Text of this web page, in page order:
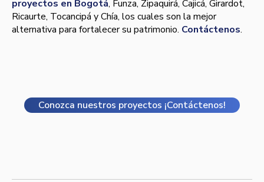
proyectos en Bogotá, Funza, Zipaquirá, Cajicá, Girardot,
Ricaurte, Tocancipá y Chía, los cuales son la mejor
alternativa para fortalecer su patrimonio. Contáctenos.
Conozca nuestros proyectos ¡Contáctenos!